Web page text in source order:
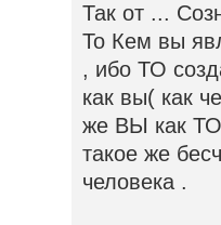
Так от ...
То Кем вы
, ибо ТО
как вы( как
же ВЫ как ТО
такое же
человека .